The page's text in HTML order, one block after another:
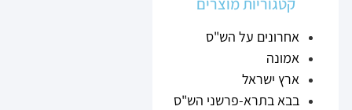
אחרונים על הש"ס
אמונה
ארץ ישראל
בבא בתרא-פרשני הש"ס